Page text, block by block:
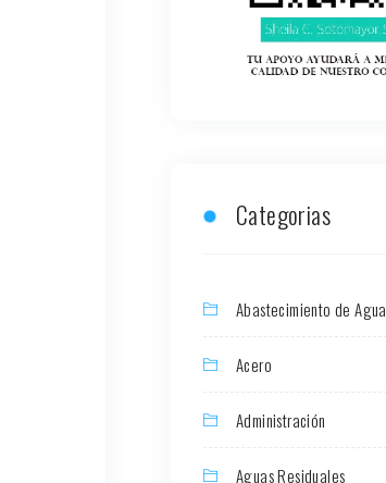
Categorias
Abastecimiento de Agua
Acero
Administración
Aguas Residuales